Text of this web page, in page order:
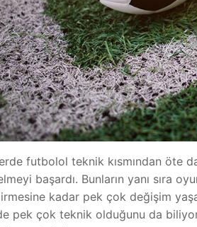
futbolol teknik kısmından öte
başardı. Bunların yanı sıra
kadar pek çok değişim
pek çok teknik olduğunu da